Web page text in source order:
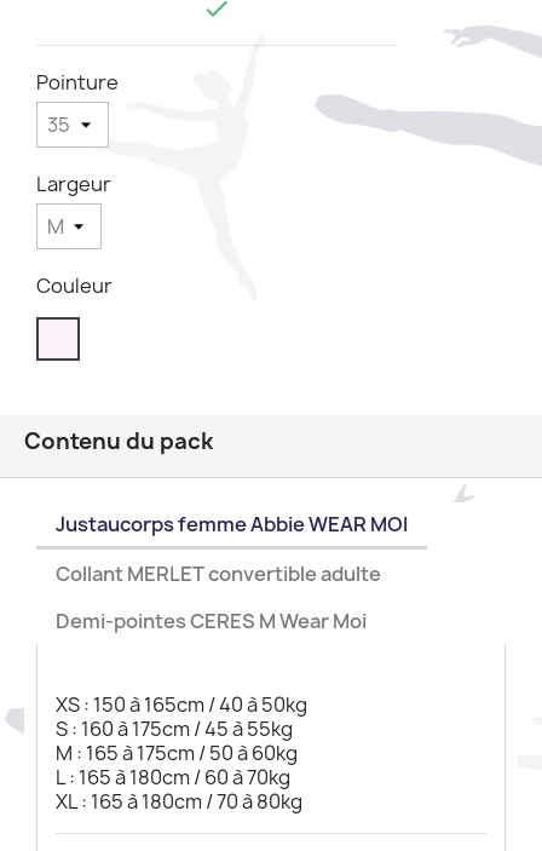

Pointure
Largeur
Couleur
Contenu du pack
Justaucorps femme Abbie WEAR MOI
Collant MERLET convertible adulte
Demi-pointes CERES M Wear Moi
XS : 150 à 165cm / 40 à 50kg
S : 160 à 175cm / 45 à 55kg
M : 165 à 175cm / 50 à 60kg
L : 165 à 180cm / 60 à 70kg
XL : 165 à 180cm / 70 à 80kg